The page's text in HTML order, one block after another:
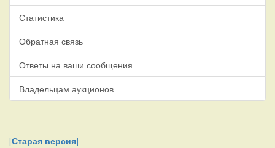
Статистика
Обратная связь
Ответы на ваши сообщения
Владельцам аукционов
[Старая версия]